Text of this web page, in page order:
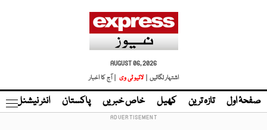
AUGUST 06, 2026
اشتہار لگائیں |
لائیو ٹی وی | آج کا اخبار
صفحۂ اول تازہ ترین کھیل خاص خبریں پاکستان انٹر نیشنل